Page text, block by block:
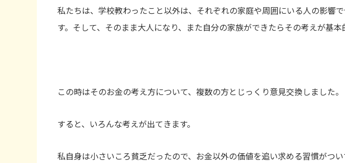
私たちは、学校教わったこと以外は、それぞれの家庭や周囲にいる人の影響
す。そして、そのまま大人になり、また自分の家族ができたらその考えが基本
この時はそのお金の考え方について、複数の方とじっくり意見交換しました。
すると、いろんな考えが出てきます。
私自身は小さいころ貧乏だったので、お金以外の価値を追い求める習慣がつ